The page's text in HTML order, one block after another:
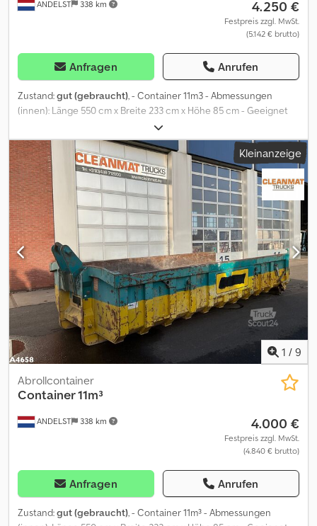
ANDELST 338 km 4.250 €
Festpreis zzgl. MwSt.
(5.142 € brutto)
Anfragen Anrufen
Zustand:gut (gebraucht), - Container 11m3 - Abmessungen
(innen): Länge 550 cm x Breite 233 cm x Höhe 85 cm - Geeignet
für Haken Aufnahmen - Hakenhöhe: 157cm - Manuell klappbare
Heckklappe: Höhe 45 cm x Breite 250 cm Dksdpjzqbvlsfx Ap Esr -
Rollen = Weitere Informationen = Abmessungen (L x B x H): 590 x
255 x 160 cm Technischer Zustand: gut Optischer Zustand: gut
Hersteller: Clean Mat Trucks B.V. Wageningsestraat 17 6673DB
ANDELST, NL
Kleinanzeige
1 / 9
ANDELST 338 km
Abrollcontainer
Container 11m³
4.000 €
Festpreis zzgl. MwSt.
(4.840 € brutto)
Anfragen Anrufen
Zustand:gut (gebraucht), - Container 11m³ - Abmessungen